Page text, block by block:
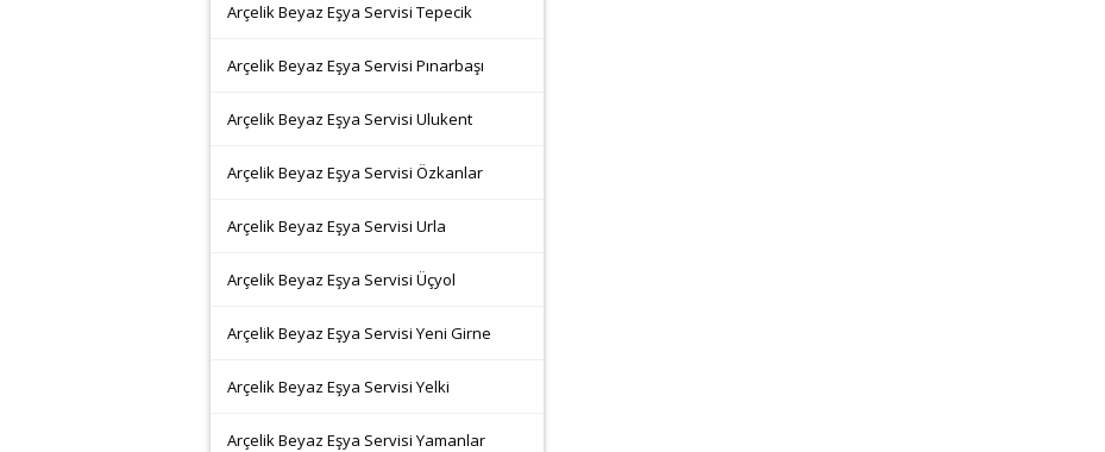
Arçelik Beyaz Eşya Servisi Tepecik
Arçelik Beyaz Eşya Servisi Pınarbaşı
Arçelik Beyaz Eşya Servisi Ulukent
Arçelik Beyaz Eşya Servisi Özkanlar
Arçelik Beyaz Eşya Servisi Urla
Arçelik Beyaz Eşya Servisi Üçyol
Arçelik Beyaz Eşya Servisi Yeni Girne
Arçelik Beyaz Eşya Servisi Yelki
Arçelik Beyaz Eşya Servisi Yamanlar